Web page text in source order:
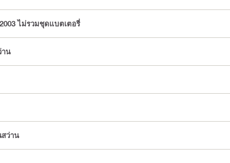
ไม่รวมชุดแบตเตอรี่
าน
สว่าน